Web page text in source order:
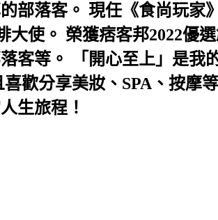
部落客。 現任《食尚玩家
使。 榮獲痞客邦2022優
客等。 「開心至上」是
歡分享美妝、SPA、按摩
生旅程！